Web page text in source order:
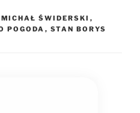
MICHAŁ ŚWIDERSKI ,
POGODA , STAN BORYS